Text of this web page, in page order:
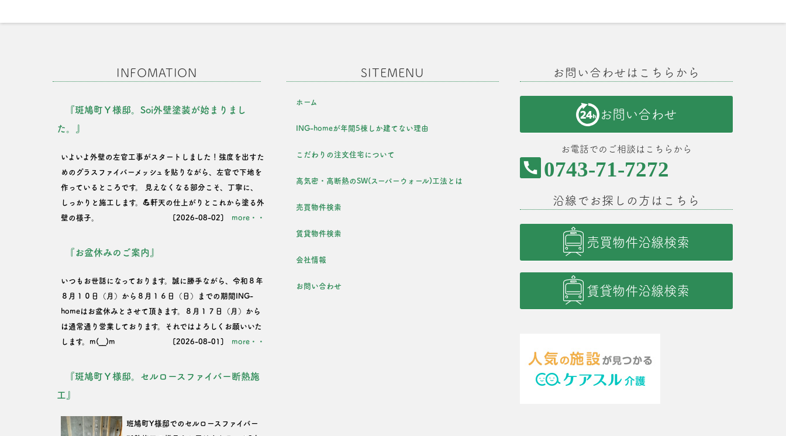
INFOMATION
『斑鳩町Ｙ様邸。Soi外壁塗装が始まりまし
た。』
いよいよ外壁の左官工事がスタートしました！強度を出すた
めのグラスファイバーメッシュを貼りながら、左官で下地を
作っているところです。 見えなくなる部分こそ、丁寧に、
しっかりと施工します。💪軒天の仕上がりとこれから塗る外
壁の様子。
[2026-08-02] more・・
『お盆休みのご案内』
いつもお世話になっております。誠に勝手ながら、令和８年
８月１０日（月）から８月１６日（日）までの期間ING-
homeはお盆休みとさせて頂きます。８月１７日（月）から
は通常通り営業しております。それではよろしくお願いいた
します。m(__)m
[2026-08-01] more・・
『斑鳩町Ｙ様邸。セルロースファイバー断熱施
工』
班鳩町Y様邸でのセルロースファイバー
SITEMENU
ホーム
ING-homeが年間5棟しか建てない理由
こだわりの注文住宅について
高気密・高断熱のSW(スーパーウォール)工法とは
売買物件検索
賃貸物件検索
会社情報
お問い合わせ
お問い合わせはこちらから
お問い合わせ
お電話でのご相談はこちらから
0743-71-7272
沿線でお探しの方はこちら
売買物件沿線検索
賃貸物件沿線検索